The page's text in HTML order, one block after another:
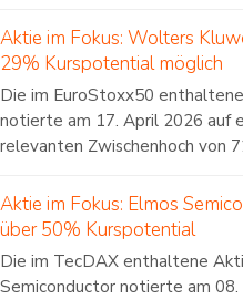
Aktie im Fokus: Wolters
29% Kurspotential möglich
Die im EuroStoxx50
notierte am 17. April 2026 auf
relevanten Zwischenhoch von
Aktie im Fokus: Elmos
über 50% Kurspotential
Die im TecDAX enthaltene
Semiconductor notierte am